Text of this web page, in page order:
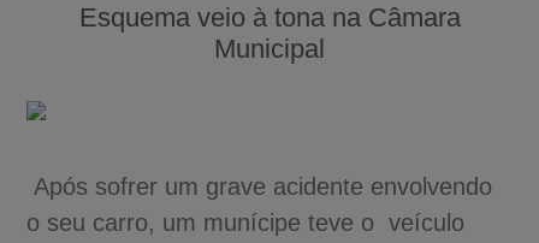
Esquema veio à tona na Câmara
Municipal
Após sofrer um grave acidente envolvendo
o seu carro, um munícipe teve o veículo